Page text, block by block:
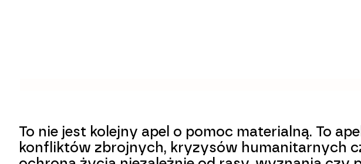
To nie jest kolejny apel o pomoc materialną. To
konfliktów zbrojnych, kryzysów humanitarnych